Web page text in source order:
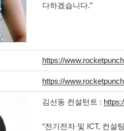
다하겠습니다.”
https://
https://
김선동 컨설턴트 :
“전기전자 및 ICT, 컨설